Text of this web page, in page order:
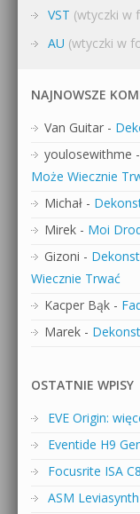
VST (wtyczki w
AU (wtyczki w
NAJNOWSZE
Van Guitar -
youlosewithme -
Może Wiecznie
Michał -
Mirek - Moi
Gizoni -
Wiecznie Trwać
Kacper Bąk -
Marek -
OSTATNIE WPISY
EVE Origin:
Eventide H9
Focusrite ISA
ASM